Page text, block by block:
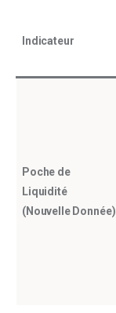
Indicateur
Poche de
Liquidité
(Nouvelle Donnée)